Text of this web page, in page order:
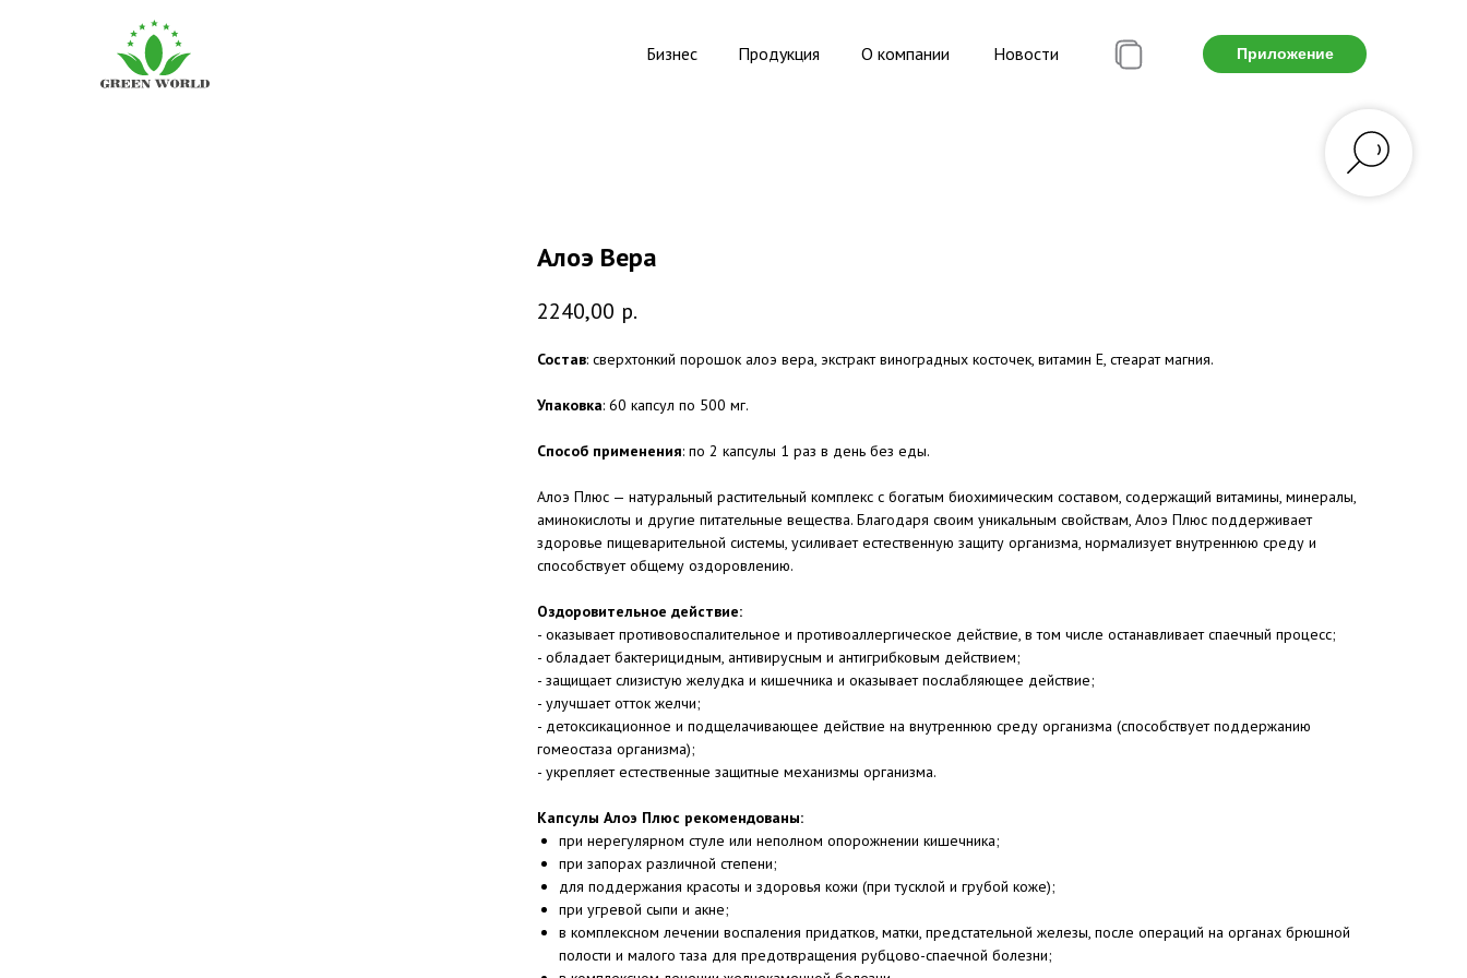
Бизнес Продукция О компании Новости Приложение
Алоэ Вера
2240,00 р.
Состав: сверхтонкий порошок алоэ вера, экстракт виноградных косточек, витамин Е, стеарат магния.
Упаковка: 60 капсул по 500 мг.
Способ применения: по 2 капсулы 1 раз в день без еды.
Алоэ Плюс — натуральный растительный комплекс с богатым биохимическим составом, содержащий витамины, минералы,
аминокислоты и другие питательные вещества. Благодаря своим уникальным свойствам, Алоэ Плюс поддерживает
здоровье пищеварительной системы, усиливает естественную защиту организма, нормализует внутреннюю среду и
способствует общему оздоровлению.
Оздоровительное действие:
- оказывает противовоспалительное и противоаллергическое действие, в том числе останавливает спаечный процесс;
- обладает бактерицидным, антивирусным и антигрибковым действием;
- защищает слизистую желудка и кишечника и оказывает послабляющее действие;
- улучшает отток желчи;
- детоксикационное и подщелачивающее действие на внутреннюю среду организма (способствует поддержанию
гомеостаза организма);
- укрепляет естественные защитные механизмы организма.
Капсулы Алоэ Плюс рекомендованы:
при нерегулярном стуле или неполном опорожнении кишечника;
при запорах различной степени;
для поддержания красоты и здоровья кожи (при тусклой и грубой коже);
при угревой сыпи и акне;
в комплексном лечении воспаления придатков, матки, предстательной железы, после операций на органах брюшной
полости и малого таза для предотвращения рубцово-спаечной болезни;